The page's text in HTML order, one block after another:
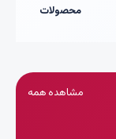
محصولات
مشاهده همه